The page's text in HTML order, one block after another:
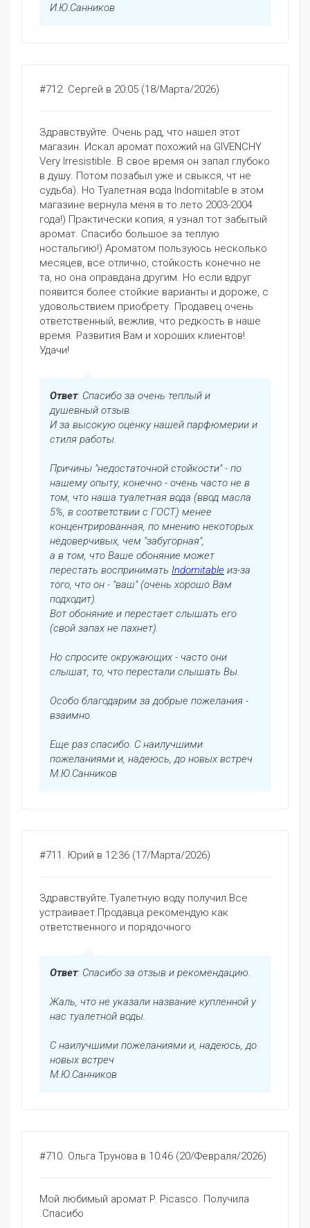
И.Ю.Санников
#712. Сергей в 20:05 (18/Марта/2026)
Здравствуйте. Очень рад, что нашел этот
магазин. Искал аромат похожий на GIVENCHY
Very Irresistible. В свое время он запал глубоко
в душу. Потом позабыл уже и свыкся, чт не
судьба). Но Туалетная вода Indomitable в этом
магазине вернула меня в то лето 2003-2004
года!) Практически копия, я узнал тот забытый
аромат. Спасибо большое за теплую
ностальгию!) Ароматом пользуюсь несколько
месяцев, все отлично, стойкость конечно не
та, но она оправдана другим. Но если вдруг
появится более стойкие варианты и дороже, с
удовольствием приобрету. Продавец очень
ответственный, вежлив, что редкость в наше
время. Развития Вам и хороших клиентов!
Удачи!
Ответ: Спасибо за очень теплый и
душевный отзыв.
И за высокую оценку нашей парфюмерии и
стиля работы.
Причины "недостаточной стойкости" - по
нашему опыту, конечно - очень часто не в
том, что наша туалетная вода (ввод масла
5%, в соответствии с ГОСТ) менее
концентрированная, по мнению некоторых
недоверчивых, чем "забугорная",
а в том, что Ваше обоняние может
перестать воспринимать Indomitable из-за
того, что он - "ваш" (очень хорошо Вам
подходит).
Вот обоняние и перестает слышать его
(свой запах не пахнет).
Но спросите окружающих - часто они
слышат, то, что перестали слышать Вы.
Особо благодарим за добрые пожелания -
взаимно.
Еще раз спасибо. С наилучшими
пожеланиями и, надеюсь, до новых встреч
М.Ю.Санников
#711. Юрий в 12:36 (17/Марта/2026)
Здравствуйте.Туалетную воду получил.Все
устраивает.Продавца рекомендую как
ответственного и порядочного
Ответ: Спасибо за отзыв и рекомендацию.
Жаль, что не указали название купленной у
нас туалетной воды.
С наилучшими пожеланиями и, надеюсь, до
новых встреч
М.Ю.Санников
#710. Ольга Трунова в 10:46 (20/Февраля/2026)
Мой любимый аромат P. Picasco. Получила
.Спасибо